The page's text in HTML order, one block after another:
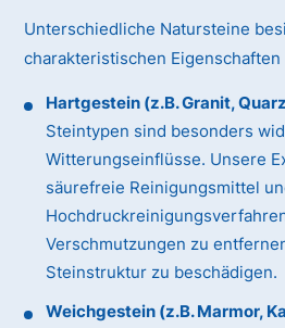
Unterschiedliche Natursteine
charakteristischen
Hartgestein (z.B. Granit,
Steintypen sind besonders
Witterungseinflüsse. Unsere
säurefreie Reinigungsmittel
Verschmutzungen zu
Steinstruktur zu beschädigen.
Weichgestein (z.B. Marmor,